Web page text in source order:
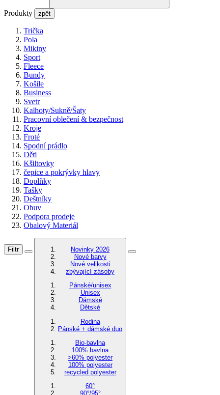
Produkty zpět
Trička
Pola
Mikiny
Sport
Fleece
Bundy
Košile
Business
Svetr
Kalhoty/Sukně/Šaty
Pracovní oblečení & bezpečnost
Kroje
Froté
Spodní prádlo
Děti
Kšiltovky
čepice a pokrývky hlavy
Doplňky
Tašky
Deštníky
Obuv
Podpora prodeje
Obalový Materiál
Filtr
Novinky 2026
Nové barvy
Nové velikosti
zbývající zásoby
Pánské/unisex
Unisex
Dámské
Dětské
Rodina
Pánské + dámské duo
Bio-bavlna
100% bavlna
>60% polyester
100% polyester
recycled polyester
60°
90°/95°